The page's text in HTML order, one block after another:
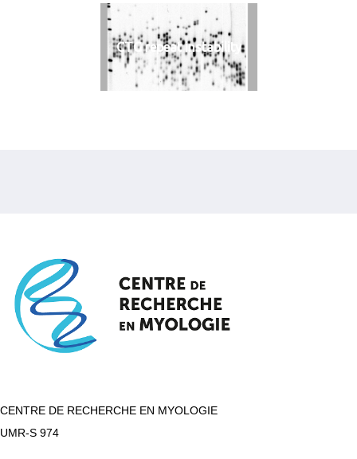
d’intérêt dans ces cellules
CTG repeat instability
CENTRE DE RECHERCHE EN MYOLOGIE
UMR-S 974